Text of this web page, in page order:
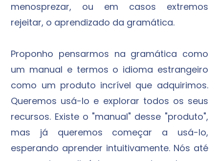
menosprezar, ou em casos extremos
rejeitar, o aprendizado da gramática.
Proponho pensarmos na gramática como
um manual e termos o idioma estrangeiro
como um produto incrível que adquirimos.
Queremos usá-lo e explorar todos os seus
recursos. Existe o "manual" desse "produto",
mas já queremos começar a usá-lo,
esperando aprender intuitivamente. Nós até